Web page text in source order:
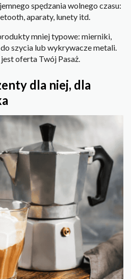
spędzania wolnego czasu:
aparaty, lunety itd.
mniej typowe: mierniki,
szycia lub wykrywacze metali.
oferta Twój Pasaż.
dla niej, dla